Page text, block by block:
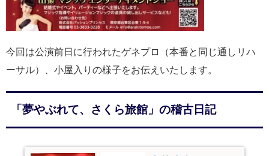
今回は公演前日に行われたゲネプロ（本番と同じ通しリハ
ーサル）、小屋入りの様子をお伝えいたします。
「夢やぶれて、さくら旅館」の稽古日記